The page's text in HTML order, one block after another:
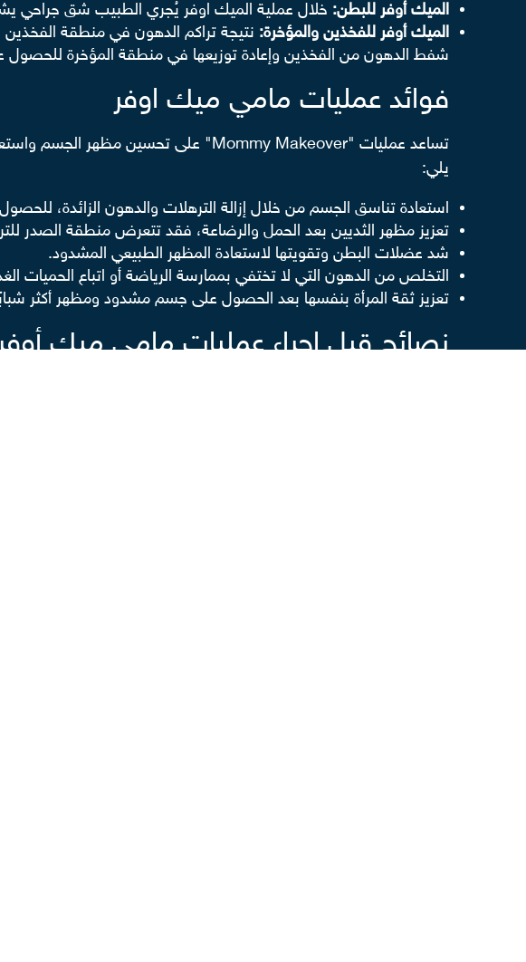
الميك أوفر للبطن: خلال عملية الميك اوفر يُجري الطبيب شق جراحي
الميك أوفر للفخذين والمؤخرة: نتيجة تراكم الدهون في منطقة
شفط الدهون من الفخذين وإعادة توزيعها في منطقة المؤخرة
فوائد عمليات مامي ميك اوفر
تساعد عمليات "Mommy Makeover" على تحسين مظهر الجسم واستعادة الثقة بالنفس بعد الحمل والولادة والرضاعة، وتتضمن فوائد هذا النوع من
يلي:
استعادة تناسق الجسم من خلال إزالة الترهلات والدهون الزائدة،
تعزيز مظهر الثديين بعد الحمل والرضاعة، فقد تتعرض منطقة الصدر
شد عضلات البطنوتقويتها لاستعادة المظهر الطبيعي المشدود.
التخلص من الدهون التي لا تختفي بممارسة الرياضة أو اتباع الحميات
تعزيز ثقة المرأة بنفسها بعد الحصول على جسم مشدود ومظهر أكثر
نصائح قبل إجراء عمليات مامي ميك